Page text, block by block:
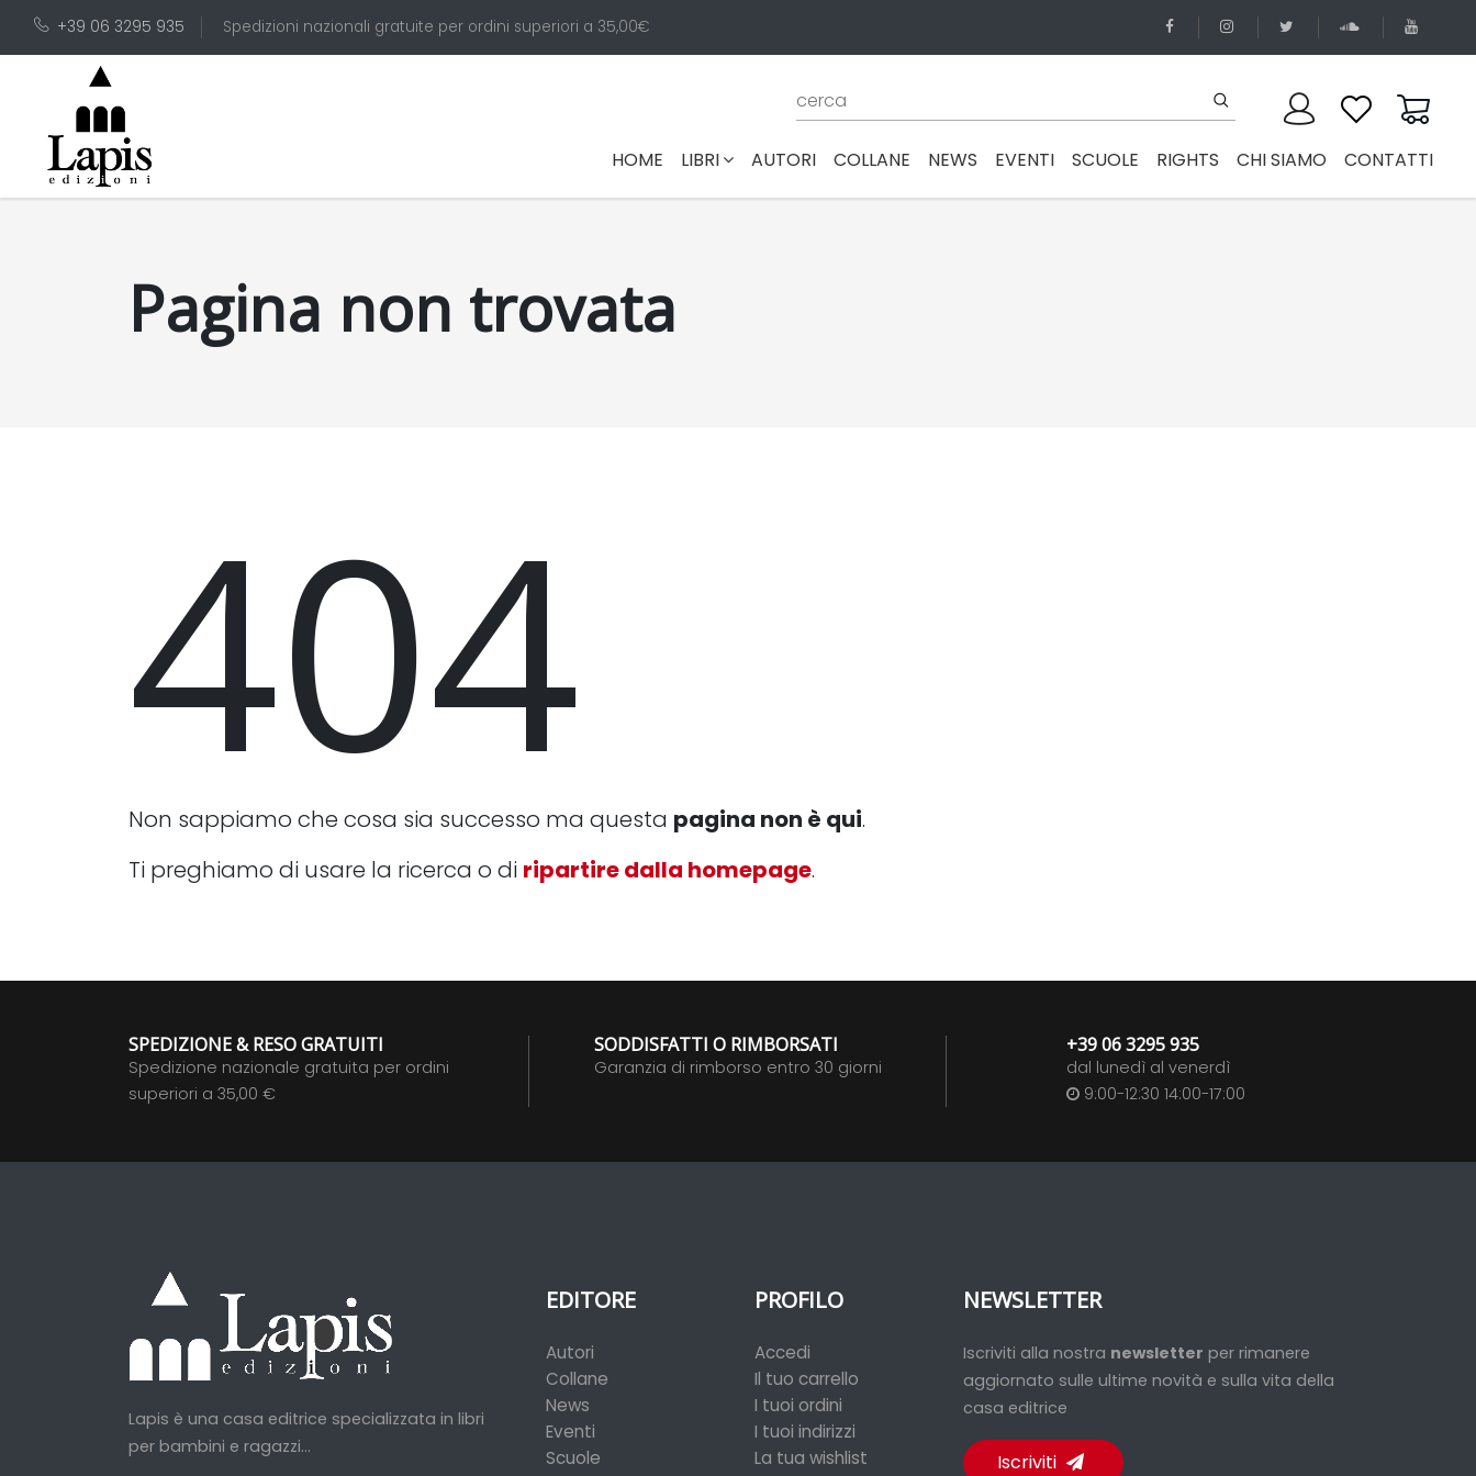
+39 06 3295 935 Spedizioni nazionali gratuite per ordini superiori a 35,00€
HOME (CURRENT)
LIBRI AUTORI COLLANE NEWS EVENTI SCUOLE RIGHTS CHI SIAMO CONTATTI
Pagina non trovata
404
Non sappiamo che cosa sia successo ma questa pagina non è qui.
Ti preghiamo di usare la ricerca o di ripartire dalla homepage.
SPEDIZIONE & RESO GRATUITI
Spedizione nazionale gratuita per ordini
superiori a 35,00 €
SODDISFATTI O RIMBORSATI
Garanzia di rimborso entro 30 giorni
+39 06 3295 935
dal lunedì al venerdì
9:00-12:30 14:00-17:00
Lapis è una casa editrice specializzata in libri
per bambini e ragazzi...
EDITORE
Autori
Collane
News
Eventi
Scuole
PROFILO
Accedi
Il tuo carrello
I tuoi ordini
I tuoi indirizzi
La tua wishlist
NEWSLETTER
Iscriviti alla nostra newsletter per rimanere
aggiornato sulle ultime novità e sulla vita della
casa editrice
Iscriviti